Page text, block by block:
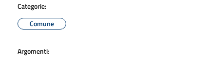
Categorie:
Comune
Argomenti: